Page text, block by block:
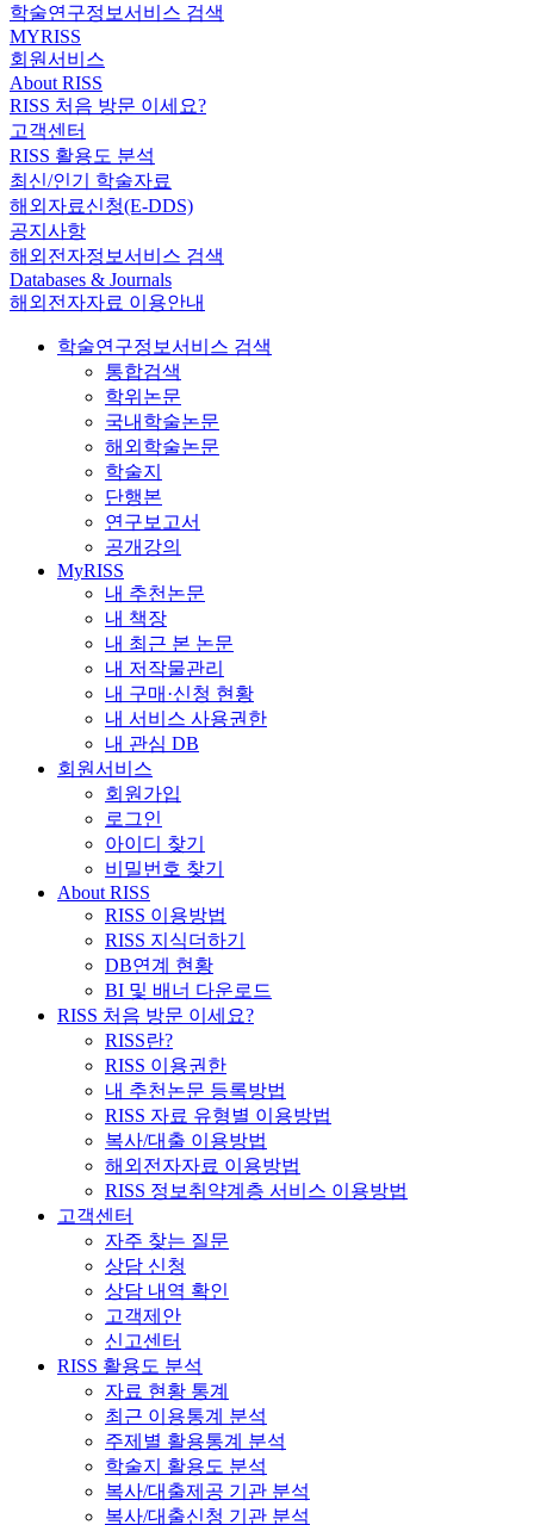
학술연구정보서비스 검색
MYRISS
회원서비스
About RISS
RISS 처음 방문 이세요?
고객센터
RISS 활용도 분석
최신/인기 학술자료
해외자료신청(E-DDS)
공지사항
해외전자정보서비스 검색
Databases & Journals
해외전자자료 이용안내
학술연구정보서비스 검색
통합검색
학위논문
국내학술논문
해외학술논문
학술지
단행본
연구보고서
공개강의
MyRISS
내 추천논문
내 책장
내 최근 본 논문
내 저작물관리
내 구매·신청 현황
내 서비스 사용권한
내 관심 DB
회원서비스
회원가입
로그인
아이디 찾기
비밀번호 찾기
About RISS
RISS 이용방법
RISS 지식더하기
DB연계 현황
BI 및 배너 다운로드
RISS 처음 방문 이세요?
RISS란?
RISS 이용권한
내 추천논문 등록방법
RISS 자료 유형별 이용방법
복사/대출 이용방법
해외전자자료 이용방법
RISS 정보취약계층 서비스 이용방법
고객센터
자주 찾는 질문
상담 신청
상담 내역 확인
고객제안
신고센터
RISS 활용도 분석
자료 현황 통계
최근 이용통계 분석
주제별 활용통계 분석
학술지 활용도 분석
복사/대출제공 기관 분석
복사/대출신청 기관 분석